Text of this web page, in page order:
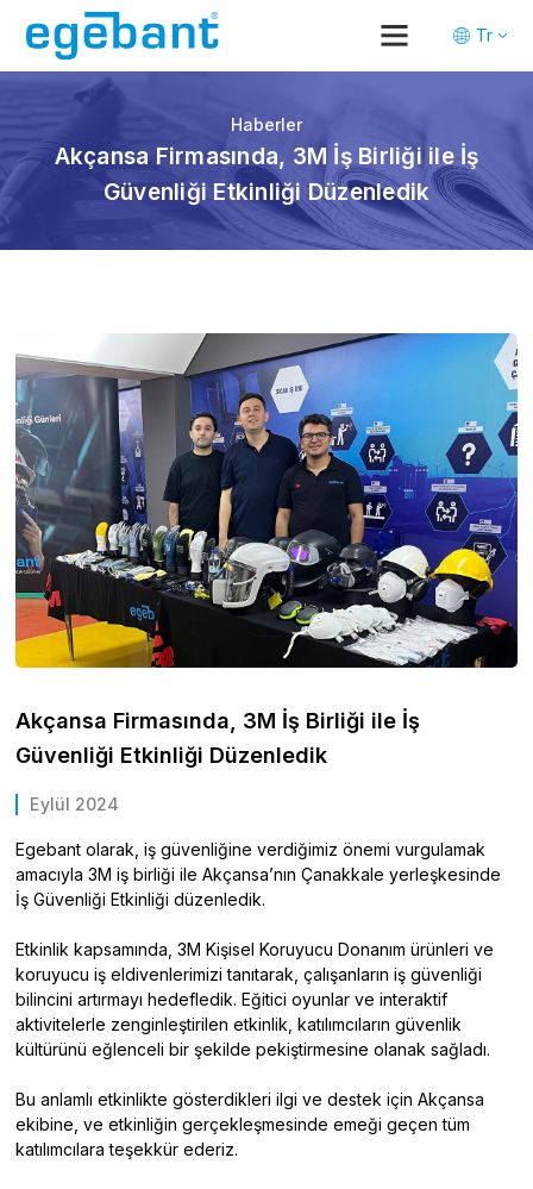
Tr
En
Haberler
Akçansa Firmasında, 3M İş Birliği ile İş
Güvenliği Etkinliği Düzenledik
Akçansa Firmasında, 3M İş Birliği ile İş
Güvenliği Etkinliği Düzenledik
Eylül 2024
Egebant olarak, iş güvenliğine verdiğimiz önemi vurgulamak
amacıyla 3M iş birliği ile Akçansa’nın Çanakkale yerleşkesinde
İş Güvenliği Etkinliği düzenledik.
Etkinlik kapsamında, 3M Kişisel Koruyucu Donanım ürünleri ve
koruyucu iş eldivenlerimizi tanıtarak, çalışanların iş güvenliği
bilincini artırmayı hedefledik. Eğitici oyunlar ve interaktif
aktivitelerle zenginleştirilen etkinlik, katılımcıların güvenlik
kültürünü eğlenceli bir şekilde pekiştirmesine olanak sağladı.
Bu anlamlı etkinlikte gösterdikleri ilgi ve destek için Akçansa
ekibine, ve etkinliğin gerçekleşmesinde emeği geçen tüm
katılımcılara teşekkür ederiz.